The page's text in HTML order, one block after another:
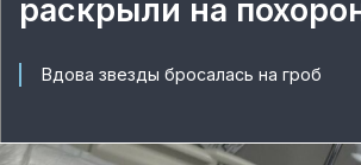
раскрыли на
Вдова звезды бросалась на гроб